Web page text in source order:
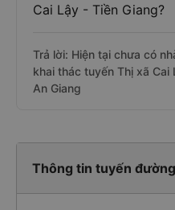
Cai Lậy - Tiền Giang?
Trả lời: Hiện tại chưa có
khai thác tuyến Thị xã Cai
An Giang
Thông tin tuyến